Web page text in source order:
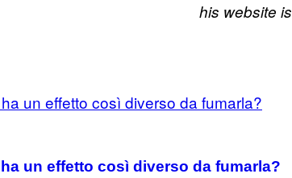
his website is
un effetto così diverso da fumarla?